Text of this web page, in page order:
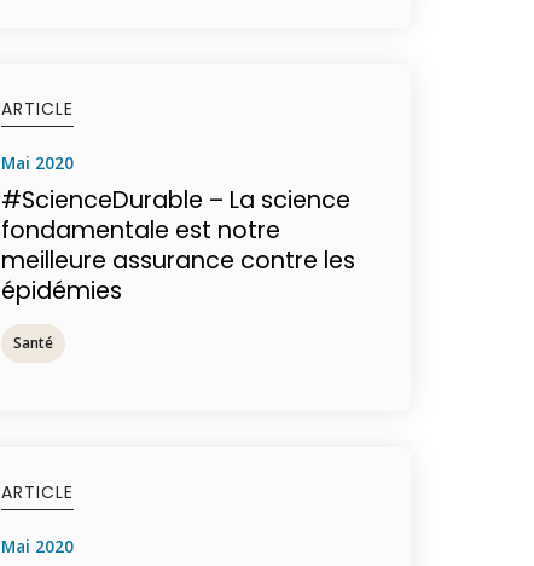
ARTICLE
mai 2020
#ScienceDurable – La science
fondamentale est notre
meilleure assurance contre les
épidémies
Santé
ARTICLE
mai 2020